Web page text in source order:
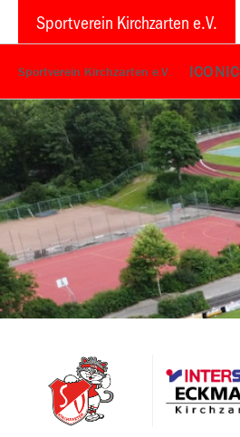
Sportverein Kirchzarten e.V.
Sportverein Kirchzarten e.V. ICONIC